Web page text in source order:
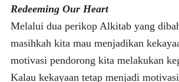
Redeeming Our Heart
Melalui dua perikop Alkitab yang
masihkah kita mau menjadikan
motivasi pendorong kita melakukan
Kalau kekayaan tetap menjadi